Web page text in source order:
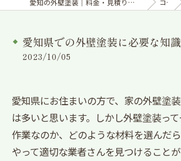
愛知の外壁塗装｜料金・見積り｜塗り替えなら「株式会社To be innovation.」へ コラム
愛知県での外壁塗装に必要な知
2023/10/05
愛知県にお住まいの方で、家の外壁塗
は多いと思います。しかし外壁塗装っ
作業なのか、どのような材料を選んだ
やって適切な業者さんを見つけること